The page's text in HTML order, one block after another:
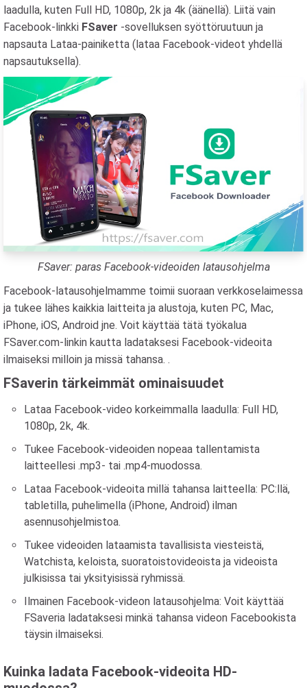
laadulla, kuten Full HD, 1080p, 2k ja 4k (äänellä). Liitä vain
Facebook-linkki FSaver -sovelluksen syöttöruutuun ja
napsauta Lataa-painiketta (lataa Facebook-videot yhdellä
napsautuksella).
FSaver: paras Facebook-videoiden latausohjelma
Facebook-latausohjelmamme toimii suoraan verkkoselaimessa
ja tukee lähes kaikkia laitteita ja alustoja, kuten PC, Mac,
iPhone, iOS, Android jne. Voit käyttää tätä työkalua
FSaver.com-linkin kautta ladataksesi Facebook-videoita
ilmaiseksi milloin ja missä tahansa. .
FSaverin tärkeimmät ominaisuudet
Lataa Facebook-video korkeimmalla laadulla: Full HD,
1080p, 2k, 4k.
Tukee Facebook-videoiden nopeaa tallentamista
laitteellesi .mp3- tai .mp4-muodossa.
Lataa Facebook-videoita millä tahansa laitteella: PC:llä,
tabletilla, puhelimella (iPhone, Android) ilman
asennusohjelmistoa.
Tukee videoiden lataamista tavallisista viesteistä,
Watchista, keloista, suoratoistovideoista ja videoista
julkisissa tai yksityisissä ryhmissä.
Ilmainen Facebook-videon latausohjelma: Voit käyttää
FSaveria ladataksesi minkä tahansa videon Facebookista
täysin ilmaiseksi.
Kuinka ladata Facebook-videoita HD-